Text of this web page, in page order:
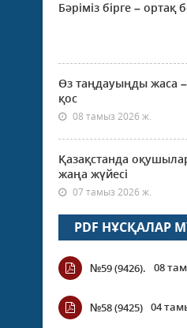
Бәріміз бірге – ортақ
Өз таңдауыңды жаса –
қос
08 тамыз 2026 ж.
Қазақстанда
жаңа жүйесі
07 тамыз 2026 ж.
PDF НҰСҚАЛАР
№59 (9426). 08
№58 (9425) 04